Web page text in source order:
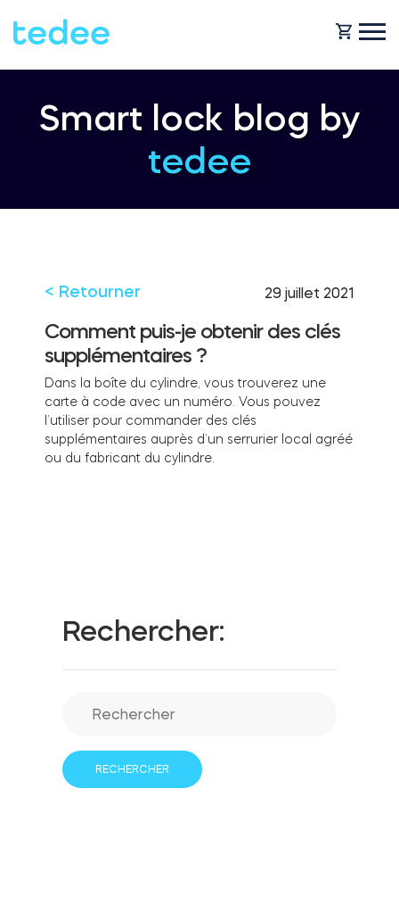
COMMENT ÇA MARCHE ?
Entreprise
Intégrations
Tedee GO
Tedee GO2
Tedee Bridge
BLOG
Smart lock blog by
tedee
< Retourner 29 juillet 2021
Comment puis-je obtenir des clés
supplémentaires ?
Dans la boîte du cylindre, vous trouverez une
carte à code avec un numéro. Vous pouvez
l’utiliser pour commander des clés
supplémentaires auprès d’un serrurier local agréé
ou du fabricant du cylindre.
Rechercher: